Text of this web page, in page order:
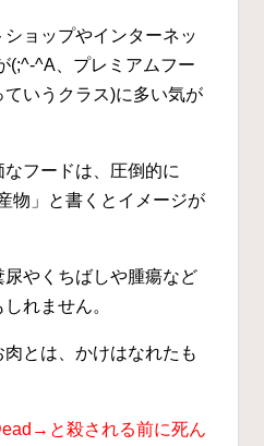
ョップやインターネッ
(;^-^A、プレミアムフー
いうクラス)に多い気が
フードは、圧倒的に
物」と書くとイメージが
やくちばしや腫瘍など
れません。
とは、かけはなれたも
と殺される前に死ん